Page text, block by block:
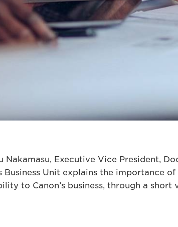
Nakamasu, Executive Vice President,
Business Unit explains the importance of
to Canon’s business, through a short